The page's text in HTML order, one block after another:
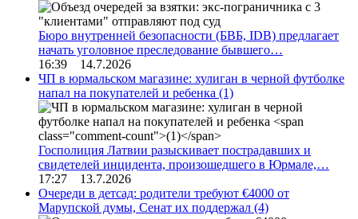
Бюро внутренней безопасности (БВБ, IDB) предлагает
начать уголовное преследование бывшего…
16:39 14.7.2026
ЧП в юрмальском магазине: хулиган в черной футболке
напал на покупателей и ребенка (1)
Госполиция Латвии разыскивает пострадавших и
свидетелей инцидента, произошедшего в Юрмале,…
17:27 13.7.2026
Очереди в детсад: родители требуют €4000 от
Марупской думы, Сенат их поддержал (4)